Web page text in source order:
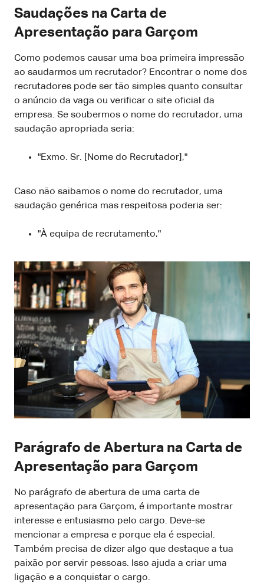
Saudações na Carta de
Apresentação para Garçom
Como podemos causar uma boa primeira impressão
ao saudarmos um recrutador? Encontrar o nome dos
recrutadores pode ser tão simples quanto consultar
o anúncio da vaga ou verificar o site oficial da
empresa. Se soubermos o nome do recrutador, uma
saudação apropriada seria:
"Exmo. Sr. [Nome do Recrutador],"
Caso não saibamos o nome do recrutador, uma
saudação genérica mas respeitosa poderia ser:
"À equipa de recrutamento,"
Parágrafo de Abertura na Carta de
Apresentação para Garçom
No parágrafo de abertura de uma carta de
apresentação para Garçom, é importante mostrar
interesse e entusiasmo pelo cargo. Deve-se
mencionar a empresa e porque ela é especial.
Também precisa de dizer algo que destaque a tua
paixão por servir pessoas. Isso ajuda a criar uma
ligação e a conquistar o cargo.